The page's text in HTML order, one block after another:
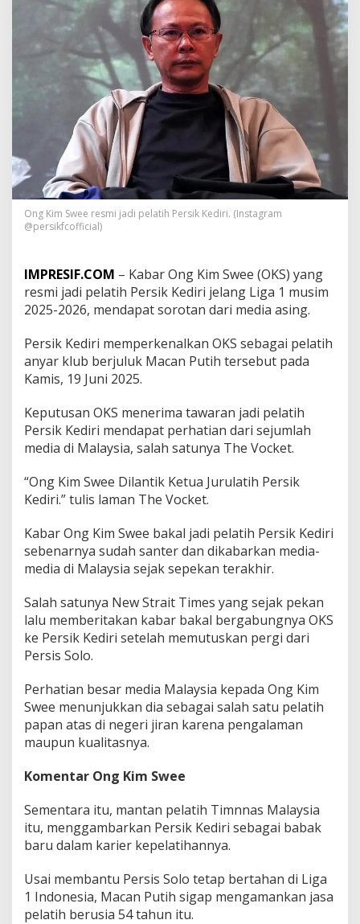
i
m
S
w
e
e
J
a
d
P
t
i
r
s
i
K
e
d
i
D
i
s
r
o
e
d
i
A
i
n
Ong Kim Swee resmi jadi pelatih Persik Kediri. (Instagram
@persikfcofficial)
IMPRESIF.COM – Kabar Ong Kim Swee (OKS) yang
resmi jadi pelatih Persik Kediri jelang Liga 1 musim
2025-2026, mendapat sorotan dari media asing.
Persik Kediri memperkenalkan OKS sebagai pelatih
anyar klub berjuluk Macan Putih tersebut pada
Kamis, 19 Juni 2025.
Keputusan OKS menerima tawaran jadi pelatih
Persik Kediri mendapat perhatian dari sejumlah
media di Malaysia, salah satunya The Vocket.
“Ong Kim Swee Dilantik Ketua Jurulatih Persik
Kediri.” tulis laman The Vocket.
Kabar Ong Kim Swee bakal jadi pelatih Persik Kediri
sebenarnya sudah santer dan dikabarkan media-
media di Malaysia sejak sepekan terakhir.
Salah satunya New Strait Times yang sejak pekan
lalu memberitakan kabar bakal bergabungnya OKS
ke Persik Kediri setelah memutuskan pergi dari
Persis Solo.
Perhatian besar media Malaysia kepada Ong Kim
Swee menunjukkan dia sebagai salah satu pelatih
papan atas di negeri jiran karena pengalaman
maupun kualitasnya.
Komentar Ong Kim Swee
Sementara itu, mantan pelatih Timnnas Malaysia
itu, menggambarkan Persik Kediri sebagai babak
baru dalam karier kepelatihannya.
Usai membantu Persis Solo tetap bertahan di Liga
1 Indonesia, Macan Putih sigap mengamankan jasa
pelatih berusia 54 tahun itu.